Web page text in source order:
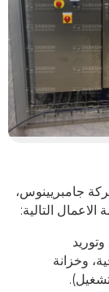
شركة جامبريينوس،
التالية:
وخزانة